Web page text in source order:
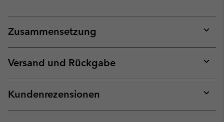
Zusammensetzung
or
Versand und Rückgabe
or
Kundenrezensionen
or